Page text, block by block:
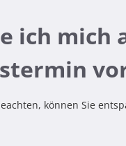
ich mich
können Sie